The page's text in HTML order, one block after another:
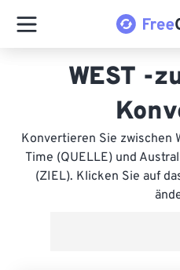
WEST -
Konvertieren Sie zwischen
Time (QUELLE) und
(ZIEL). Klicken Sie auf